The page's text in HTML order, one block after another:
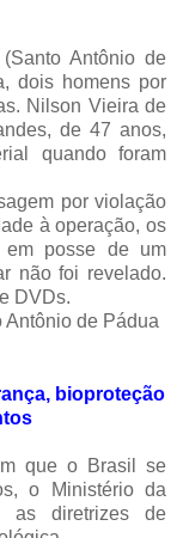
Antônio de
dois homens por
Nilson Vieira de
de 47 anos,
quando foram
por violação
à operação, os
em posse de um
não foi revelado.
DVDs.
Antônio de Pádua
bioproteção
que o Brasil se
o Ministério da
as diretrizes de